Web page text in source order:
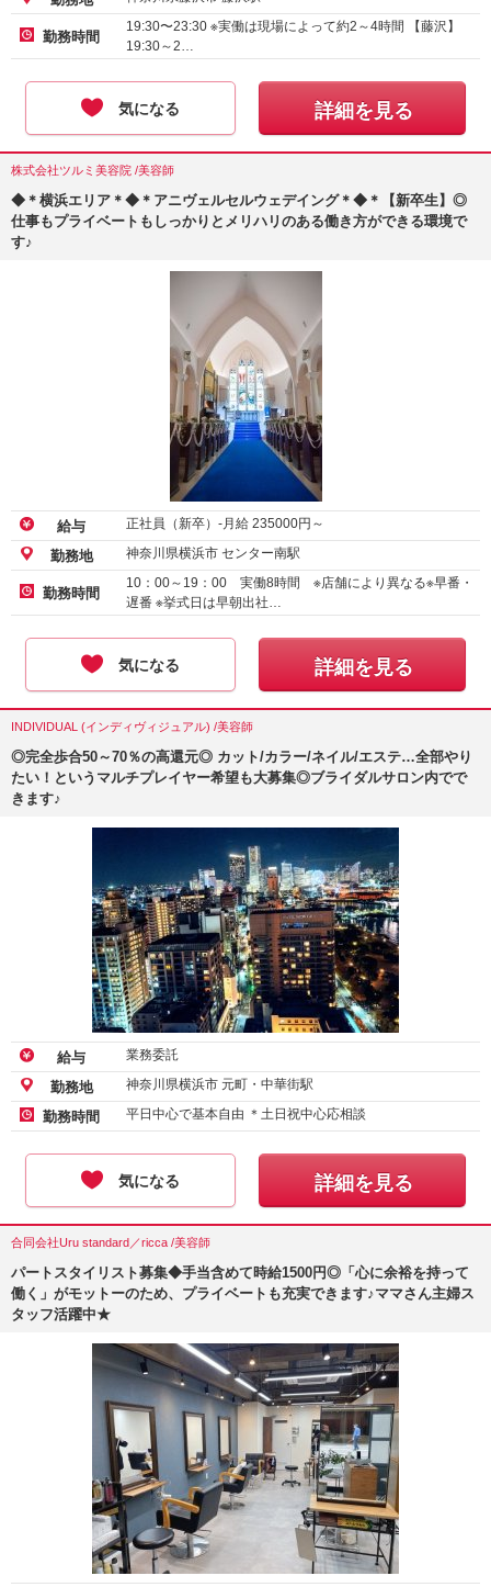
勤務時間
19:30〜23:30 ※実働は現場によって約2～4時間 【藤沢】
19:30～2…
気になる 詳細を見る
株式会社ツルミ美容院 /美容師
◆＊横浜エリア＊◆＊アニヴェルセルウェデイング＊◆＊【新卒生】◎
仕事もプライベートもしっかりとメリハリのある働き方ができる環境で
す♪
給与 正社員（新卒）-月給 235000円～
勤務地 神奈川県横浜市 センター南駅
勤務時間
10：00～19：00 実働8時間 ※店舗により異なる※早番・
遅番 ※挙式日は早朝出社…
気になる 詳細を見る
INDIVIDUAL (インディヴィジュアル) /美容師
◎完全歩合50～70％の高還元◎ カット/カラー/ネイル/エステ…全部やり
たい！というマルチプレイヤー希望も大募集◎ブライダルサロン内でで
きます♪
給与 業務委託
勤務地 神奈川県横浜市 元町・中華街駅
勤務時間 平日中心で基本自由 ＊土日祝中心応相談
気になる 詳細を見る
合同会社Uru standard／ricca /美容師
パートスタイリスト募集◆手当含めて時給1500円◎「心に余裕を持って
働く」がモットーのため、プライベートも充実できます♪ママさん主婦ス
タッフ活躍中★